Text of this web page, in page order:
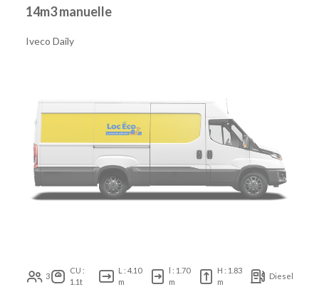
14m3 manuelle
Iveco Daily
3
CU :
1.1t
L : 4.10
m
l : 1.70
m
H : 1.83
m
Diesel